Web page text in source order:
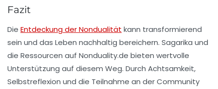
Fazit
Die Entdeckung der Nondualität kann transformierend
sein und das Leben nachhaltig bereichern. Sagarika und
die Ressourcen auf Nonduality.de bieten wertvolle
Unterstützung auf diesem Weg. Durch Achtsamkeit,
Selbstreflexion und die Teilnahme an der Community